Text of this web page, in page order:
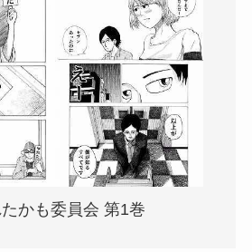
かも委員会 第1巻